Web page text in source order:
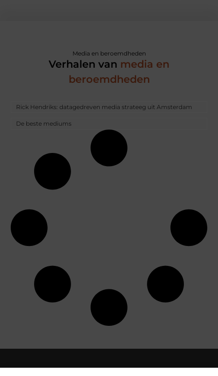
Media en beroemdheden
Verhalen van media en
beroemdheden
Rick Hendriks: datagedreven media strateeg uit Amsterdam
De beste mediums